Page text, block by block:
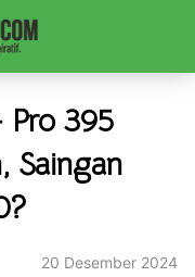
Pro 395
Saingan
20 Desember 2024